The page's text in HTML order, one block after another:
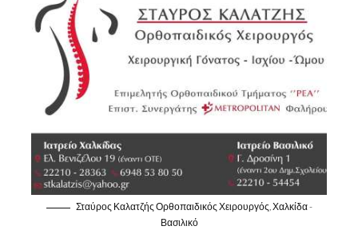
Σταύρος Καλατζής Ορθοπαιδικός Χειρουργός, Χαλκίδα -
Βασιλικό